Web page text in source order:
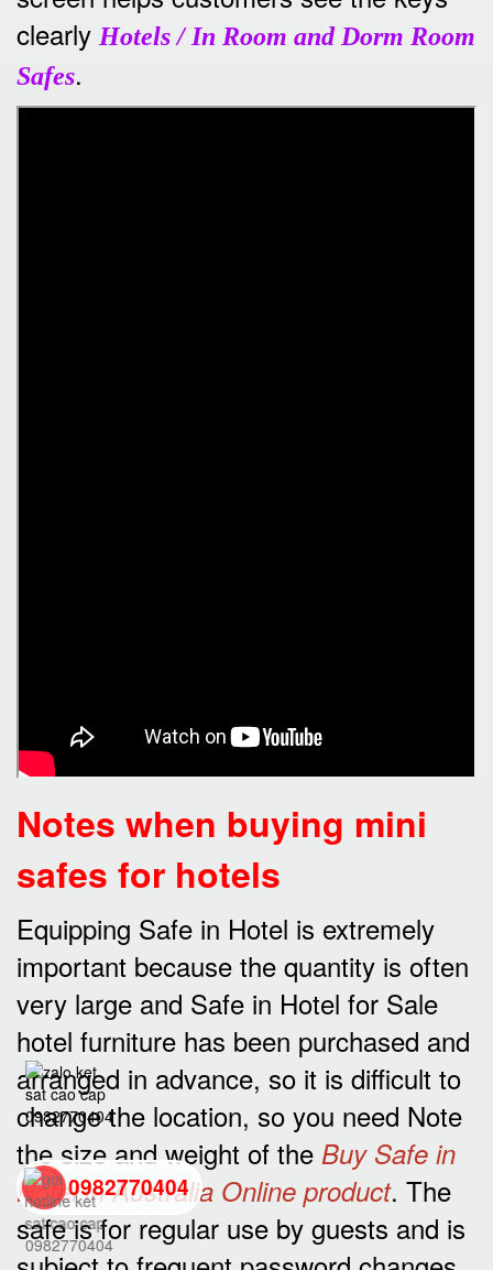
clearly Hotels / In Room and Dorm Room
Safes.
Notes when buying mini
safes for hotels
Equipping Safe in Hotel is extremely
important because the quantity is often
very large and Safe in Hotel for Sale
hotel furniture has been purchased and
arranged in advance, so it is difficult to
change the location, so you need Note
the size and weight of the Buy Safe in
Hotel in Australia Online product. The
safe is for regular use by guests and is
0982770404